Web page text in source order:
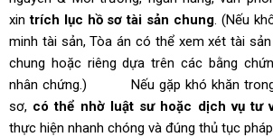
xintrích lục hồ sơ tài sản chung. (Nếu
minh tài sản, Tòa án có thể xem xét tài
chung hoặc riêng dựa trên các bằng
nhân chứng.)
Nếu gặp khó khăn trong
sơ, có thể nhờ luật sư hoặc dịch vụ tư
thực hiện nhanh chóng và đúng thủ tục pháp